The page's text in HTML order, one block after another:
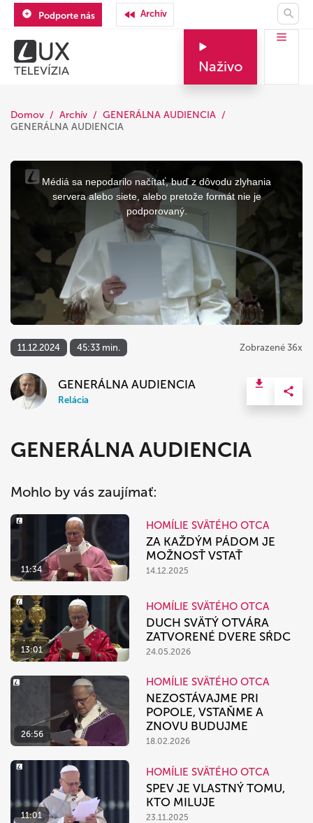
Podporte nás Archív
Naživo
Domov Archív
GENERÁLNA AUDIENCIA
GENERÁLNA AUDIENCIA
This
modal
Médiá sa nepodarilo načítať, buď z dôvodu zlyhania
servera alebo siete, alebo pretože formát nie je
podporovaný.
11.12.2024 45:33 min. Zobrazené 36x
GENERÁLNA AUDIENCIA
Relácia
GENERÁLNA AUDIENCIA
Mohlo by vás zaujímať:
11:34
HOMÍLIE SVÄTÉHO OTCA
ZA KAŽDÝM PÁDOM JE
MOŽNOSŤ VSTAŤ
14.12.2025
13:01
HOMÍLIE SVÄTÉHO OTCA
DUCH SVÄTÝ OTVÁRA
ZATVORENÉ DVERE SŔDC
24.05.2026
26:56
HOMÍLIE SVÄTÉHO OTCA
NEZOSTÁVAJME PRI
POPOLE, VSTAŇME A
ZNOVU BUDUJME
18.02.2026
11:01
HOMÍLIE SVÄTÉHO OTCA
SPEV JE VLASTNÝ TOMU,
KTO MILUJE
23.11.2025